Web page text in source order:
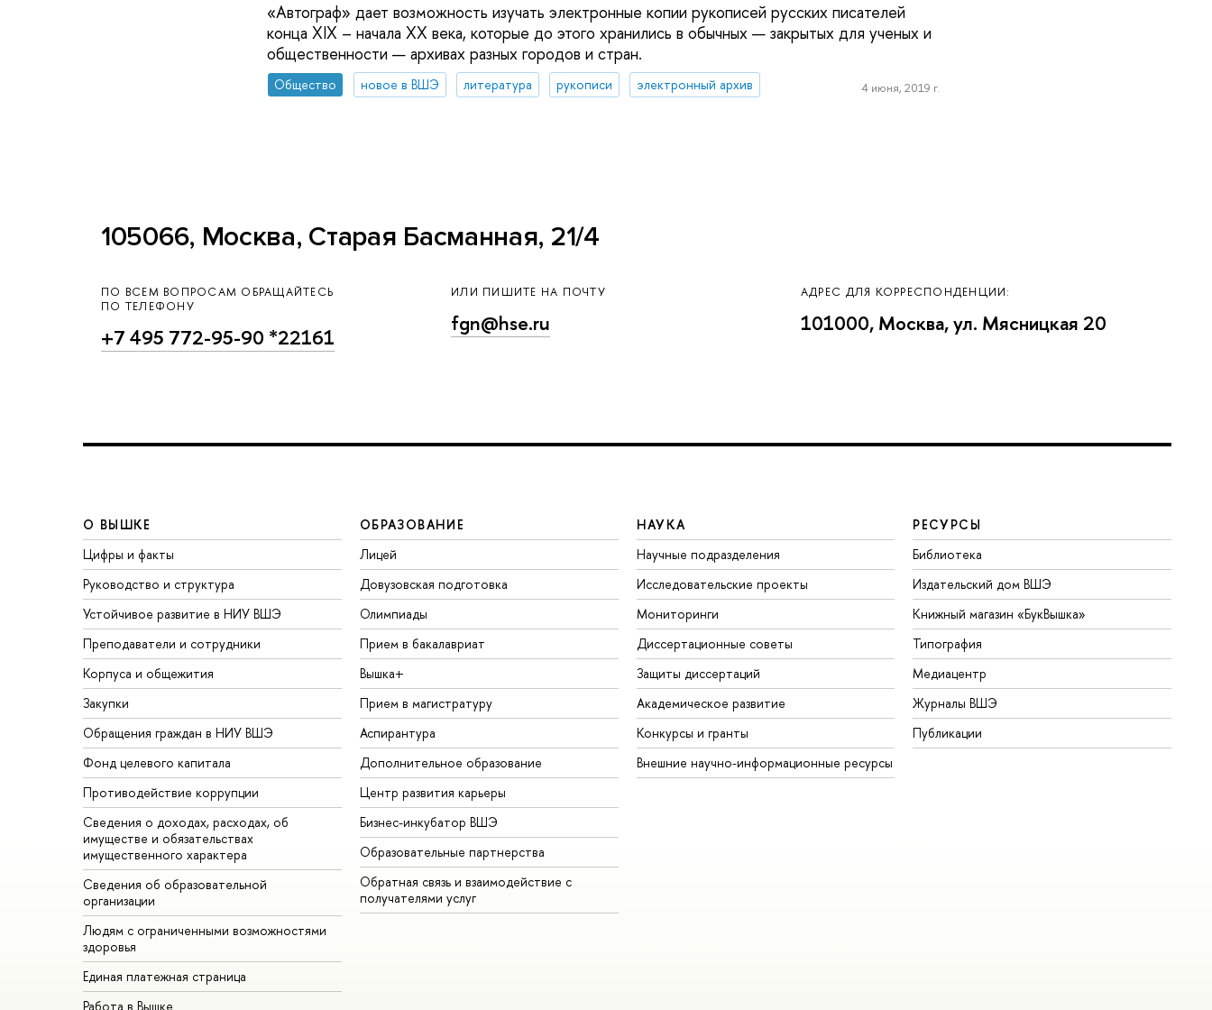
«Автограф» дает возможность изучать электронные копии рукописей русских писателей
конца ХIХ – начала XX века, которые до этого хранились в обычных — закрытых для ученых и
общественности — архивах разных городов и стран.
Общество новое в ВШЭ литература рукописи электронный архив 4 июня, 2019 г.
105066, Москва, Старая Басманная, 21/4
ПО ВСЕМ ВОПРОСАМ ОБРАЩАЙТЕСЬ
ПО ТЕЛЕФОНУ
+7 495 772-95-90 *22161
ИЛИ ПИШИТЕ НА ПОЧТУ
fgn@hse.ru
АДРЕС ДЛЯ КОРРЕСПОНДЕНЦИИ:
101000, Москва, ул. Мясницкая 20
О ВЫШКЕ
Цифры и факты
Руководство и структура
Устойчивое развитие в НИУ ВШЭ
Преподаватели и сотрудники
Корпуса и общежития
Закупки
Обращения граждан в НИУ ВШЭ
Фонд целевого капитала
Противодействие коррупции
Сведения о доходах, расходах, об
имуществе и обязательствах
имущественного характера
Сведения об образовательной
организации
Людям с ограниченными возможностями
здоровья
Единая платежная страница
Работа в Вышке
ОБРАЗОВАНИЕ
Лицей
Довузовская подготовка
Олимпиады
Прием в бакалавриат
Вышка+
Прием в магистратуру
Аспирантура
Дополнительное образование
Центр развития карьеры
Бизнес-инкубатор ВШЭ
Образовательные партнерства
Обратная связь и взаимодействие с
получателями услуг
НАУКА
Научные подразделения
Исследовательские проекты
Мониторинги
Диссертационные советы
Защиты диссертаций
Академическое развитие
Конкурсы и гранты
Внешние научно-информационные ресурсы
РЕСУРСЫ
Библиотека
Издательский дом ВШЭ
Книжный магазин «БукВышка»
Типография
Медиацентр
Журналы ВШЭ
Публикации